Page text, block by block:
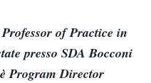
of Practice in
presso SDA Bocconi
Program Director